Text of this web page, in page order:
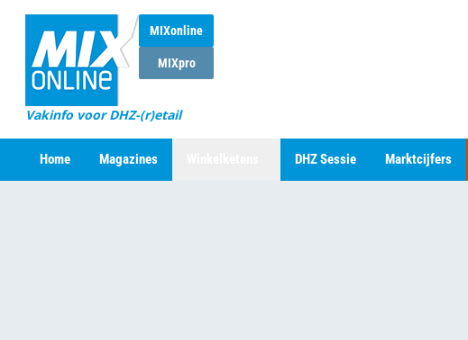
MIXonline
MIXpro
Vakinfo voor DHZ-(r)etail
Home Magazines DHZ Sessie Marktcijfers